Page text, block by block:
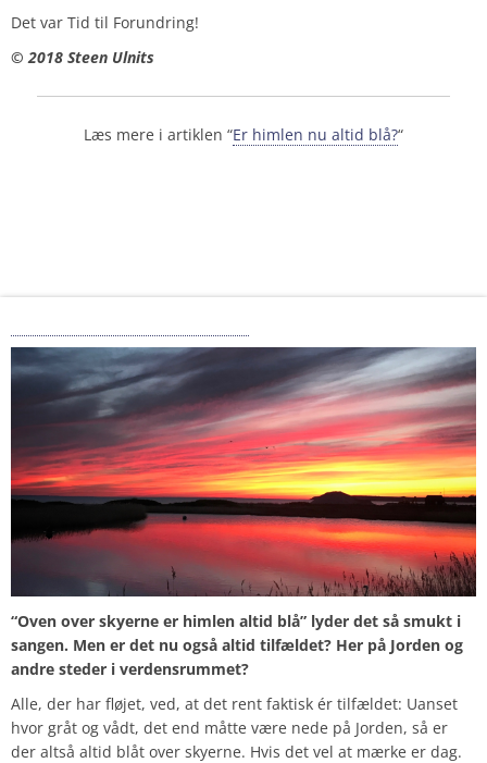
Det var Tid til Forundring!
© 2018 Steen Ulnits
Læs mere i artiklen “Er himlen nu altid blå?“
“Oven over skyerne er himlen altid blå” lyder det så smukt i
sangen. Men er det nu også altid tilfældet? Her på Jorden og
andre steder i verdensrummet?
Alle, der har fløjet, ved, at det rent faktisk ér tilfældet: Uanset
hvor gråt og vådt, det end måtte være nede på Jorden, så er
der altså altid blåt over skyerne. Hvis det vel at mærke er dag.